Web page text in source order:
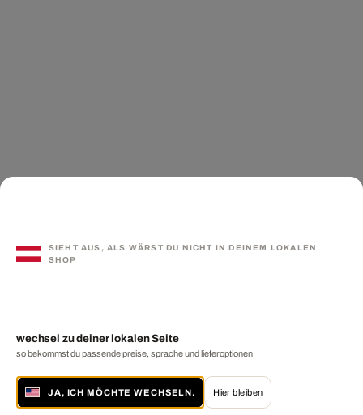
SIEHT AUS, ALS WÄRST DU NICHT IN DEINEM LOKALEN
SHOP
wechsel zu deiner lokalen Seite
so bekommst du passende preise, sprache und lieferoptionen
JA, ICH MÖCHTE WECHSELN. Hier bleiben